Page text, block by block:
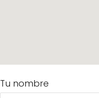
Tu nombre